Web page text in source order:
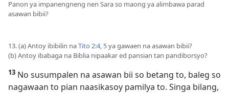
Panon ya impanengneng nen Sara so maong ya alimbawa parad
asawan bibii?
13. (a) Antoy ibibilin naTito 2:4, 5ya gawaen na asawan bibii?
(b) Antoy ibabaga na Biblia nipaakar ed pansian tan pandiborsyo?
13 No susumpalen na asawan bii so betang to, baleg so
nagawaan to pian naasikasoy pamilya to. Singa bilang,